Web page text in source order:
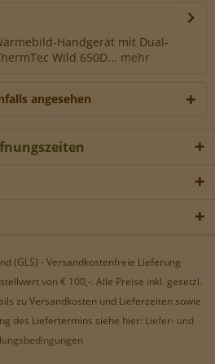
Handgerät mit Dual-
Wild 650D... mehr
angesehen
(GLS) - Versandkostenfreie Lieferung
von € 100,-. Alle Preise inkl. gesetzl.
zu Versandkosten und Lieferzeiten sowie
des Liefertermins siehe hier: Liefer- und